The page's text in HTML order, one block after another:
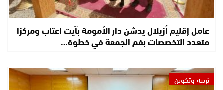
عامل إقليم أزيلال يدشن دار الأمومة بآيت اعتاب ومركزا
متعدد التخصصات بفم الجمعة في خطوة…
تربية وتكوين